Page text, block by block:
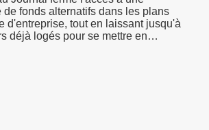
de fonds alternatifs dans les plans
d'entreprise, tout en laissant jusqu'à
déjà logés pour se mettre en